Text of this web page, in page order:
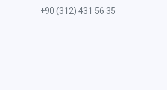
+90 (312) 431 56 35